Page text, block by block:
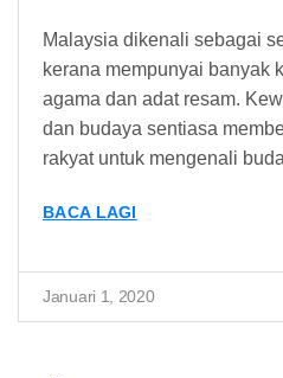
Malaysia dikenali sebagai
kerana mempunyai banyak
agama dan adat resam.
dan budaya sentiasa
rakyat untuk mengenali
BACA LAGI
Januari 1, 2020